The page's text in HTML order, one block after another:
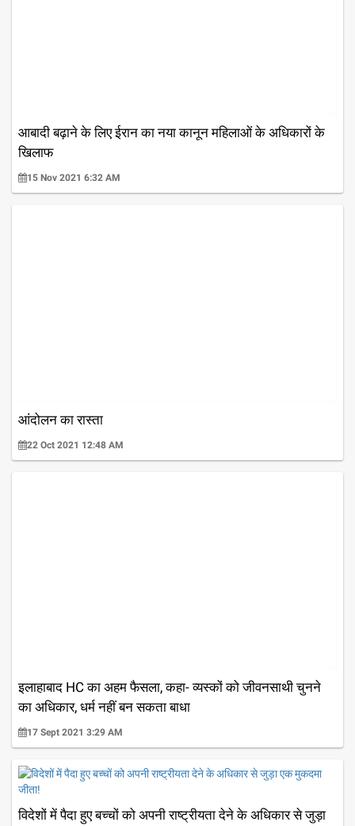
आबादी बढ़ाने के लिए ईरान का नया कानून महिलाओं के अधिकारों के
खिलाफ
15 Nov 2021 6:32 AM
आंदोलन का रास्ता
22 Oct 2021 12:48 AM
इलाहाबाद HC का अहम फैसला, कहा- व्यस्कों को जीवनसाथी चुनने
का अधिकार, धर्म नहीं बन सकता बाधा
17 Sept 2021 3:29 AM
विदेशों में पैदा हुए बच्चों को अपनी राष्ट्रीयता देने के अधिकार से जुड़ा